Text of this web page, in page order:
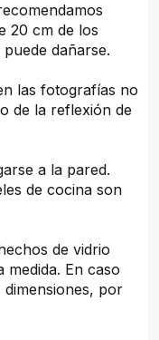
20 cm de los
dañarse.
las fotografías no
de la reflexión de
a la pared.
de cocina son
de vidrio
En caso
dimensiones, por